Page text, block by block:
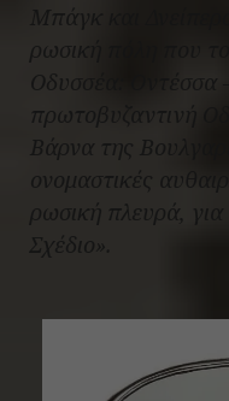
Μπάγκ και
ρωσική πόλη που
Οδυσσέα: Οντέσσα
πρωτοβυζαντινή
Βάρνα της
ονομαστικές
ρωσική πλευρά,